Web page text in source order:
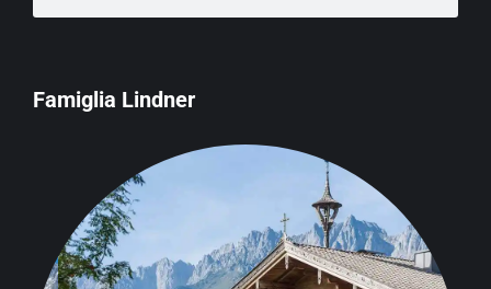
Famiglia Lindner
Schörgerer
Agriturismo e
negozio agricolo